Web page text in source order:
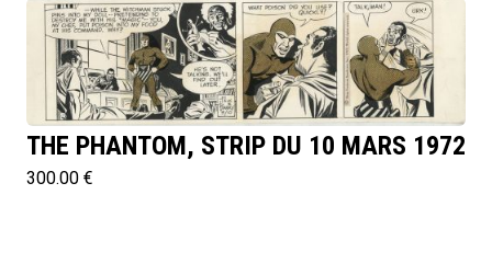
THE PHANTOM, STRIP DU 10 MARS 1972
300.00 €